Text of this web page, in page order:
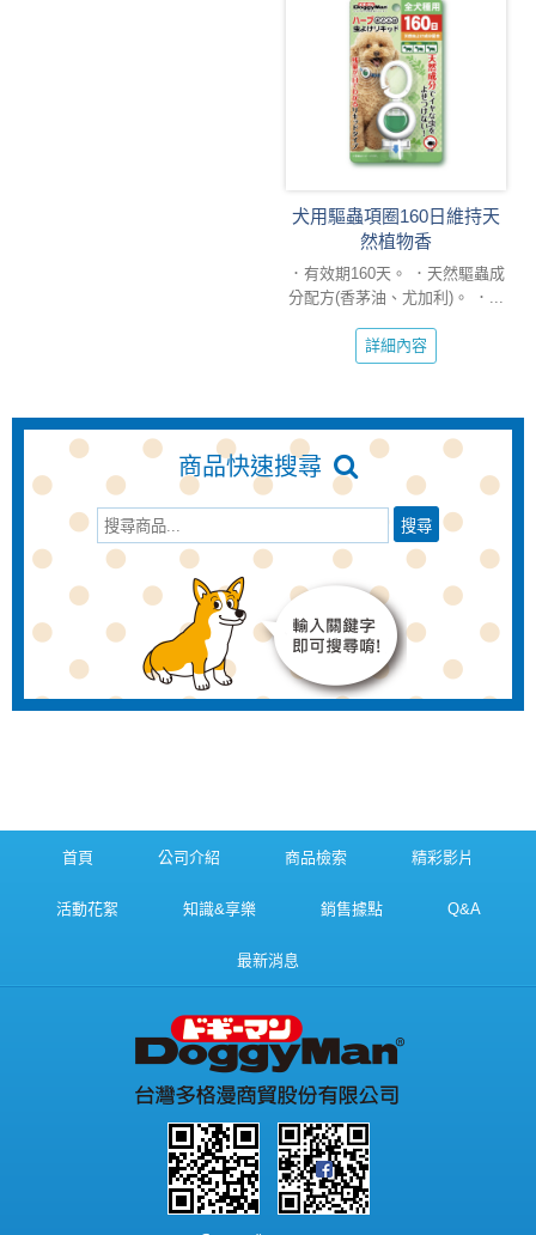
犬用驅蟲項圈160日維持天
然植物香
．有效期160天。 ．天然驅蟲成
分配方(香茅油、尤加利)。 ．...
詳細內容
商品快速搜尋
首頁 公司介紹 商品檢索 精彩影片
活動花絮 知識&享樂 銷售據點 Q&A
最新消息